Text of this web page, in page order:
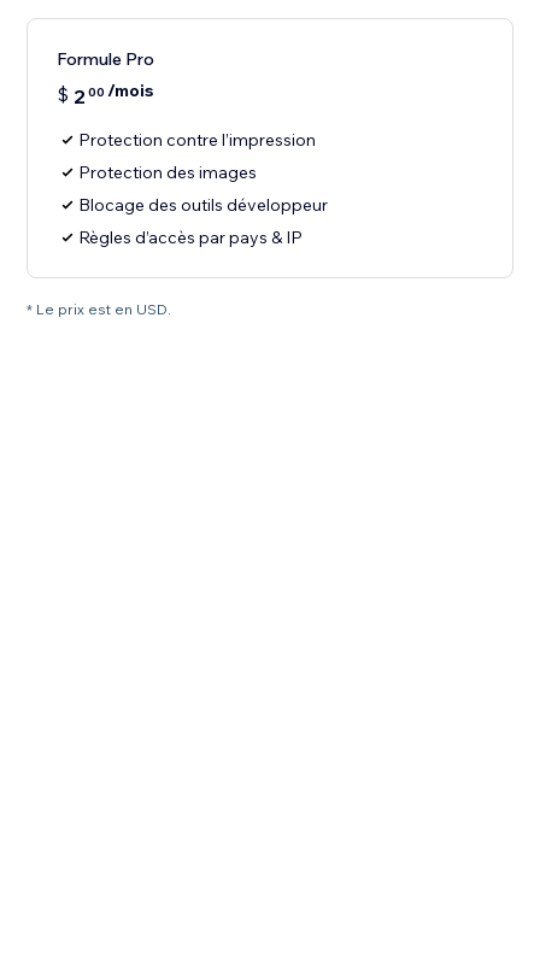
Formule Pro
$ 2 00 /mois
Protection contre l’impression
Protection des images
Blocage des outils développeur
Règles d’accès par pays & IP
* Le prix est en USD.